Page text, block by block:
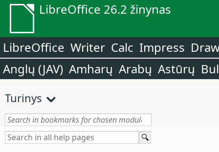
LibreOffice 26.2 žinynas
LibreOffice Writer Calc Impress
Anglų (JAV) Amharų Arabų Astūrų
Turinys